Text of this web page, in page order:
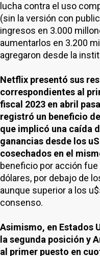
lucha contra el uso
(sin la versión con
ingresos en 3.000
aumentarlos en 3.200
agregaron desde la
Netflix presentó sus
correspondientes al
fiscal 2023 en abril
registró un beneficio
que implicó una caída
ganancias desde los
cosechados en el
beneficio por acción
dólares, por debajo de
aunque superior a los
consenso.
Asimismo, en Estados
la segunda posición y
al primer puesto en